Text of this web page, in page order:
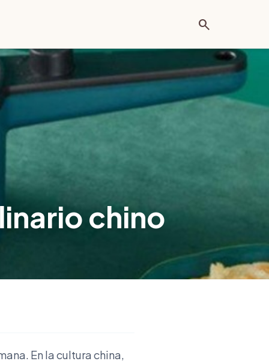
search
chino
En la cultura china,